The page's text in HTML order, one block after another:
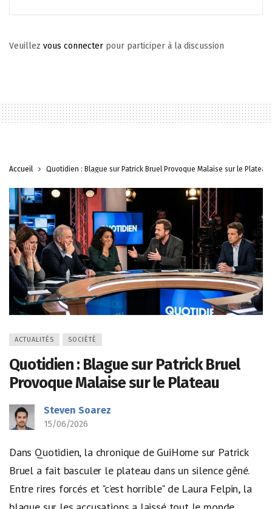
Veuillez vous connecter pour participer à la discussion
Accueil Quotidien : Blague sur Patrick Bruel Provoque Malaise sur le Plateau
ACTUALITÉS SOCIÉTÉ
Quotidien : Blague sur Patrick Bruel
Provoque Malaise sur le Plateau
Steven Soarez
15/06/2026
Dans Quotidien, la chronique de GuiHome sur Patrick
Bruel a fait basculer le plateau dans un silence gêné.
Entre rires forcés et "c’est horrible" de Laura Felpin, la